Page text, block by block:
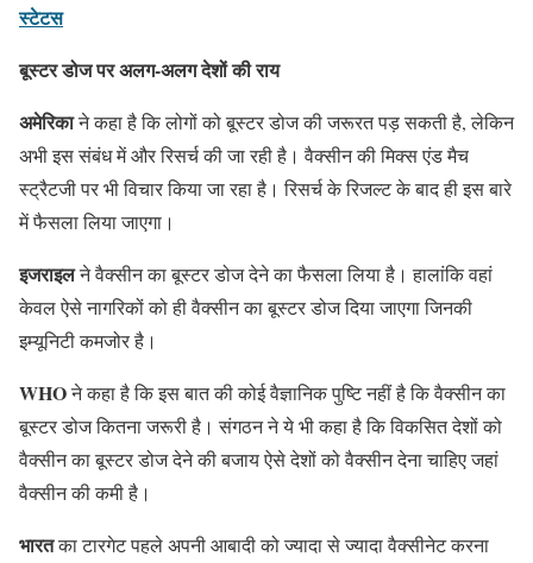
स्टेटस
बूस्टर डोज परअलग-अलगदेशोंकी राय
अमेरिकाने कहा है कि लोगों को बूस्टर डोज की जरूरत पड़ सकती है, लेकिन
अभी इस संबंध में और रिसर्च की जा रही है। वैक्सीन की मिक्स एंड मैच
स्ट्रैटजी पर भी विचार किया जा रहा है। रिसर्च के रिजल्ट के बाद ही इस बारे
में फैसला लिया जाएगा।
इजराइलने वैक्सीन का बूस्टर डोज देने का फैसला लिया है। हालांकि वहां
केवल ऐसे नागरिकों को ही वैक्सीन का बूस्टर डोज दिया जाएगा जिनकी
इम्यूनिटी कमजोर है।
WHOने कहा है कि इस बात की कोई वैज्ञानिक पुष्टि नहीं है कि वैक्सीन का
बूस्टर डोज कितना जरूरी है। संगठन ने ये भी कहा है कि विकसित देशों को
वैक्सीन का बूस्टर डोज देने की बजाय ऐसे देशों को वैक्सीन देना चाहिए जहां
वैक्सीन की कमी है।
भारतका टारगेट पहले अपनी आबादी को ज्यादा से ज्यादा वैक्सीनेट करना